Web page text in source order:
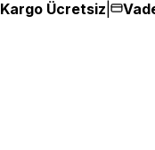
Kargo Ücretsiz